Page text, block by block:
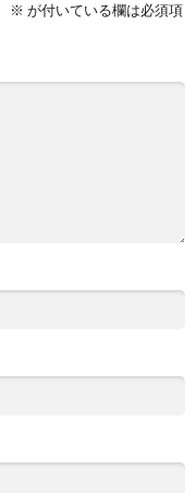
※ が付いている欄は必須項